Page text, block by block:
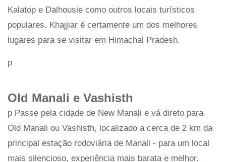
Kalatop e Dalhousie como outros locais turísticos
populares. Khajjiar é certamente um dos melhores
lugares para se visitar em Himachal Pradesh.
p
Old Manali e Vashisth
p Passe pela cidade de New Manali e vá direto para
Old Manali ou Vashisth, localizado a cerca de 2 km da
principal estação rodoviária de Manali - para um local
mais silencioso, experiência mais barata e melhor.